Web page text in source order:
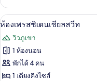
เกี่ยว
กับ
ห้อง
ท
(Grand
Executive)
เปิด
ภาพถ่าย
ทั้งหมด
ของ
ห้อง
1
ห้องเพรสซิเดนเชียลสวีท
วิวภูเขา
1 ห้องนอน
พักได้ 4 คน
1 เตียงคิงไซส์